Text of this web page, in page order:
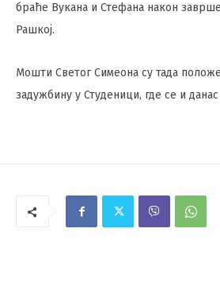
браће Вукана и Стефана након
Рашкој.
Мошти Светог Симеона су тада
задужбину у Студеници, где се и данас